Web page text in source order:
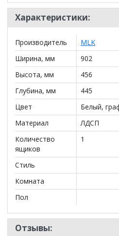
Шкаф настенный
(мм): ш=1200 в=300
Комод с 5 ящиками
Комод (мм): ш=902
Шкаф-тумба (600)
г=445
Шкаф для книг (600)
г=314
Тумба (900) (мм):
Тумба под ТВ с 1
(мм): ш=2102 в=456
Тумба под ТВ с 3
(мм): ш=2102 в=456
Полка (1200) (мм):
Полка с
Полка с
ш=1502 в=200 г=298
Характеристики:
Производитель
MLK
Ширина, мм
902
Высота, мм
456
Глубина, мм
445
Цвет
Белый,
Материал
ЛДСП
Количество
ящиков
1
Стиль
Комната
Пол
Отзывы: